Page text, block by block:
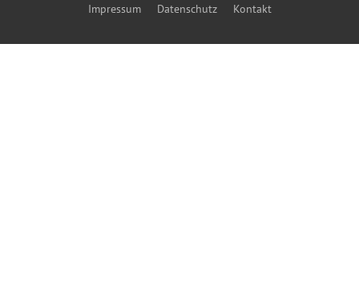
Impressum Datenschutz Kontakt